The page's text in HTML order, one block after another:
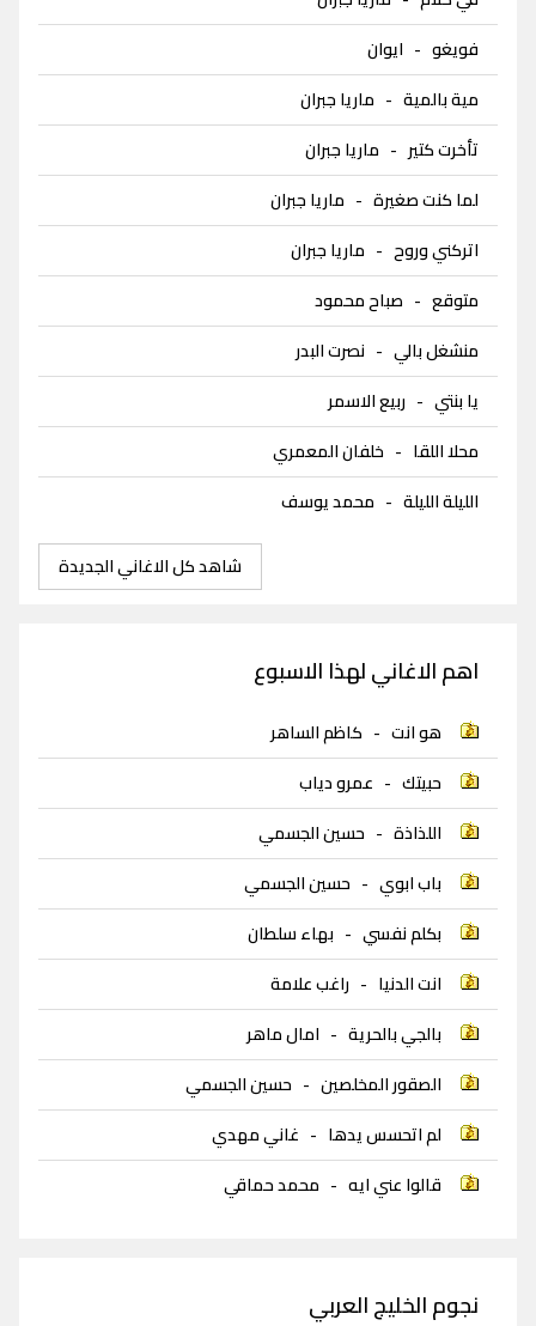
فويغو - ايوان
مية بالمية - ماريا جبران
تأخرت كتير - ماريا جبران
لما كنت صغيرة - ماريا جبران
اتركني وروح - ماريا جبران
متوقع - صباح محمود
منشغل بالي - نصرت البدر
يا بنتي - ربيع الاسمر
محلا اللقا - خلفان المعمري
الليلة الليلة - محمد يوسف
شاهد كل الاغاني الجديدة
اهم الاغاني لهذا الاسبوع
هو انت - كاظم الساهر
حبيتك - عمرو دياب
اللذاذة - حسين الجسمي
باب ابوي - حسين الجسمي
بكلم نفسي - بهاء سلطان
انت الدنيا - راغب علامة
بالجي بالحرية - امال ماهر
الصقور المخلصين - حسين الجسمي
لم اتحسس يدها - غاني مهدي
قالوا عني ايه - محمد حماقي
نجوم الخليج العربي